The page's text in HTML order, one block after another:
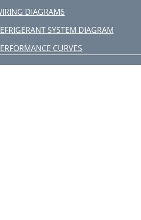
DIAGRAM6
SYSTEM DIAGRAM
CURVES
60 70 (%)